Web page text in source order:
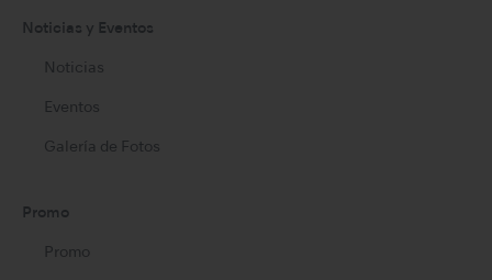
Noticias y Eventos
Noticias
Eventos
Galería de Fotos
Promo
Promo